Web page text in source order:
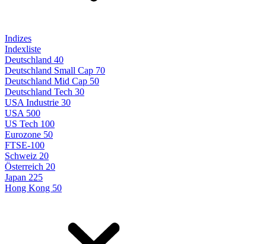
Indizes
Indexliste
Deutschland 40
Deutschland Small Cap 70
Deutschland Mid Cap 50
Deutschland Tech 30
USA Industrie 30
USA 500
US Tech 100
Eurozone 50
FTSE-100
Schweiz 20
Österreich 20
Japan 225
Hong Kong 50